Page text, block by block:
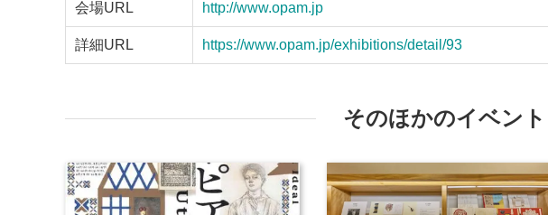
会場URL http://www.opam.jp
詳細URL https://www.opam.jp/exhibitions/detail/93
そのほかのイベント